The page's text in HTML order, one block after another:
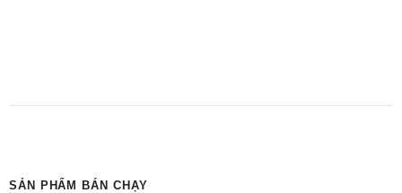
SẢN PHẨM BÁN CHẠY